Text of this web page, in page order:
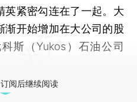
英紧密勾连在了一起。大
渐开始增加在大公司的股
斯（Yukos）石油公司
阅后继续阅读